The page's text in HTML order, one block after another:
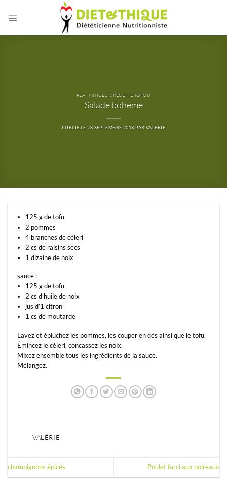
PLAT MINCEUR RECETTE TOFOU
Salade bohème
PUBLIÉ LE28 SEPTEMBRE 2018 PARVALÉRIE
125 g de tofu
2 pommes
4 branches de céleri
2 cs de raisins secs
1 dizaine de noix
sauce :
125 g de tofu
2 cs d’huile de noix
jus d’1 citron
1 cs de moutarde
Lavez et épluchez les pommes, les couper en dés ainsi que le tofu.
Émincez le céleri, concassez les noix.
Mixez ensemble tous les ingrédients de la sauce.
Mélangez.
VALÉRIE
champignons épicés Poulet farci aux poireaux